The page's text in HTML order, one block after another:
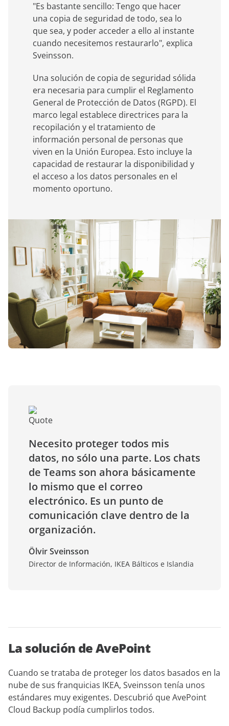
"Es bastante sencillo: Tengo que hacer
una copia de seguridad de todo, sea lo
que sea, y poder acceder a ello al instante
cuando necesitemos restaurarlo", explica
Sveinsson.
Una solución de copia de seguridad sólida
era necesaria para cumplir el Reglamento
General de Protección de Datos (RGPD). El
marco legal establece directrices para la
recopilación y el tratamiento de
información personal de personas que
viven en la Unión Europea. Esto incluye la
capacidad de restaurar la disponibilidad y
el acceso a los datos personales en el
momento oportuno.
Necesito proteger todos mis
datos, no sólo una parte. Los chats
de Teams son ahora básicamente
lo mismo que el correo
electrónico. Es un punto de
comunicación clave dentro de la
organización.
Ölvir Sveinsson
Director de Información, IKEA Bálticos e Islandia
La solución de AvePoint
Cuando se trataba de proteger los datos basados en la
nube de sus franquicias IKEA, Sveinsson tenía unos
estándares muy exigentes. Descubrió que AvePoint
Cloud Backup podía cumplirlos todos.